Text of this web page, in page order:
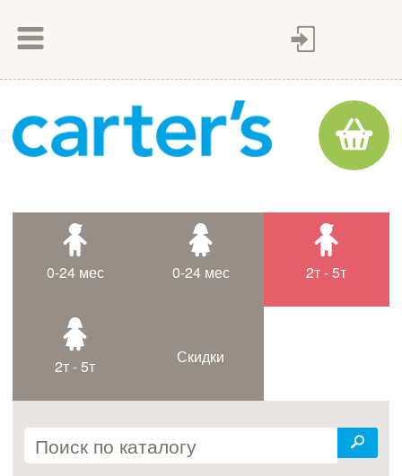
Как оплатить
Доставка товара
Контакты
0-24 мес 0-24 мес 2т - 5т
2т - 5т Скидки